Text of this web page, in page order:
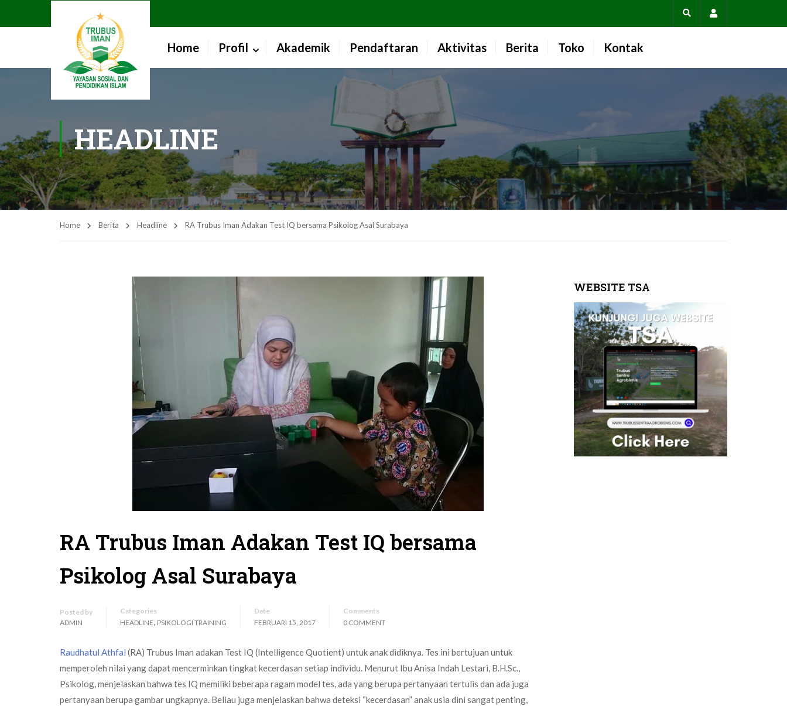
Home Profil Akademik Pendaftaran Aktivitas Berita Toko Kontak
HEADLINE
Home Berita Headline RA Trubus Iman Adakan Test IQ bersama Psikolog Asal Surabaya
RA Trubus Iman Adakan Test IQ bersama
Psikolog Asal Surabaya
Posted by
ADMIN
Categories
HEADLINE, PSIKOLOGI TRAINING
Date
FEBRUARI 15, 2017
Comments
0 COMMENT
Raudhatul Athfal (RA) Trubus Iman adakan Test IQ (Intelligence Quotient) untuk anak didiknya. Tes ini bertujuan untuk
memperoleh nilai yang dapat mencerminkan tingkat kecerdasan setiap individu. Menurut Ibu Anisa Indah Lestari, B.H.Sc.,
Psikolog, menjelaskan bahwa tes IQ memiliki beberapa ragam model tes, ada yang berupa pertanyaan tertulis dan ada juga
pertanyaan berupa gambar ungkapnya. Beliau juga menjelaskan bahwa deteksi “kecerdasan” anak usia dini sangat penting,
WEBSITE TSA